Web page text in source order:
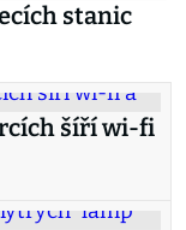
stanic
šíří wi-fi